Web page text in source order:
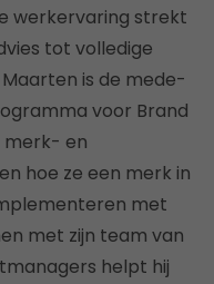
werkervaring strekt
tot volledige
is de mede-
voor Brand
merk- en
hoe ze een merk in
met
met zijn team van
helpt hij